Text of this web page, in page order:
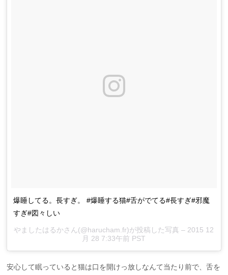
爆睡してる。長すぎ。 #爆睡する猫#舌がでてる#長すぎ#邪魔
すぎ#図々しい
やましたはるかさん(@harucham.fr)が投稿した写真 – 2015 12
月 28 7:33午前 PST
安心して眠っていると猫は口を開けっ放しなんて当たり前で、舌を